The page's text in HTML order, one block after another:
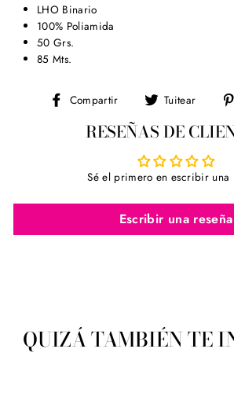
LHO Binario
100% Poliamida
50 Grs.
85 Mts.
Compartir
Compartir
Facebook
Tuitear
Tuitear
RESEÑAS DE
Sé el primero en escribir una
Escribir una reseña
QUIZÁ TAMBIÉN TE